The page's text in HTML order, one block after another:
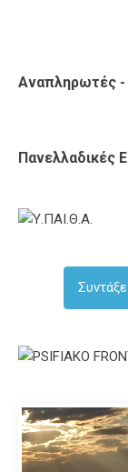
Αναπληρωτές -
Πανελλαδικές